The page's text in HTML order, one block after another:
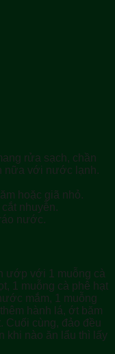
rửa sạch, chần
nữa với nước lạnh.
hoặc giã nhỏ.
nhuyễn.
nước.
ướp với 1 muỗng cà
1 muỗng cà phê hạt
mắm, 1 muỗng
hành lá, ớt băm
Cuối cùng, đảo đều
khi nào ăn lẩu thì lấy